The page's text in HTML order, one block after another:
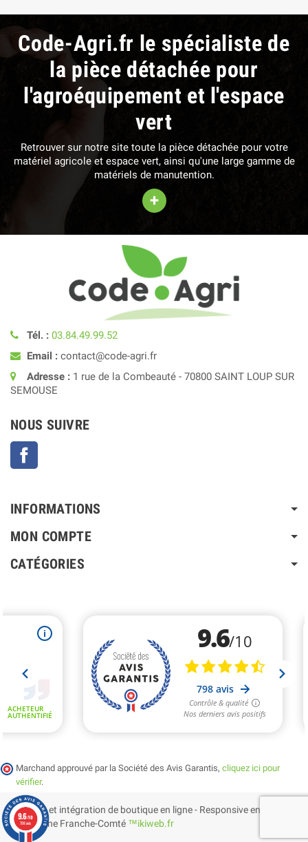
Code-Agri.fr le spécialiste de
la pièce détachée pour
l'agroéquipement et l'espace
vert
Retrouver sur notre site toute la pièce détachée pour votre
matériel agricole et espace vert, ainsi qu'une large gamme de
matériels de manutention.
+
Tél. : 03.84.49.99.52
Email : contact@code-agri.fr
Adresse : 1 rue de la Combeauté - 70800 SAINT LOUP SUR
SEMOUSE
NOUS SUIVRE
INFORMATIONS
MON COMPTE
CATÉGORIES
Marchand approuvé par la Société des Avis Garantis, cliquez ici pour
vérifier.
Création et intégration de boutique en ligne - Responsive en
Bourgogne Franche-Comté ™ikiweb.fr
9.6/10
798 avis